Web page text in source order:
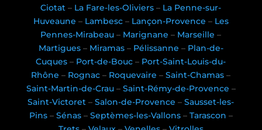
Ciotat – La Fare-les-Oliviers – La Penne-sur-
Huveaune – Lambesc– Lançon-Provence – Les
Pennes-Mirabeau – Marignane – Marseille –
Martigues– Miramas– Pélissanne – Plan-de-
Cuques – Port-de-Bouc – Port-Saint-Louis-du-
Rhône – Rognac – Roquevaire –Saint-Chamas –
Saint-Martin-de-Crau– Saint-Rémy-de-Provence –
Saint-Victoret –Salon-de-Provence –Sausset-les-
Pins– Sénas– Septèmes-les-Vallons– Tarascon –